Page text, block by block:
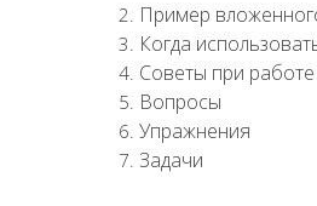
Пример
Когда
Советы при
Вопросы
Упражнения
Задачи